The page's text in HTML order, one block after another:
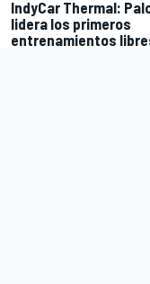
IndyCar Thermal:
lidera los primeros
entrenamientos